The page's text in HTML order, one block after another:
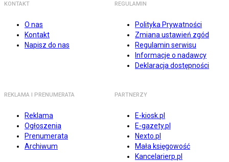
KONTAKT
O nas
Kontakt
Napisz do nas
REGULAMIN
Polityka Prywatności
Zmiana ustawień zgód
Regulamin serwisu
Informacje o nadawcy
Deklaracja dostępności
REKLAMA I PRENUMERATA
Reklama
Ogłoszenia
Prenumerata
Archiwum
PARTNERZY
E-kiosk.pl
E-gazety.pl
Nexto.pl
Mała księgowość
Kancelarierp.pl